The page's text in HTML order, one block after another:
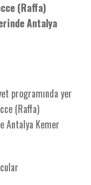
(Raffa)
Antalya
programında yer
(Raffa)
Antalya Kemer